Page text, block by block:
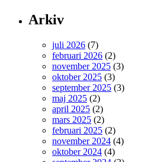
Arkiv
juli 2026 (7)
februari 2026 (2)
november 2025 (3)
oktober 2025 (3)
september 2025 (3)
maj 2025 (2)
april 2025 (2)
mars 2025 (2)
februari 2025 (2)
november 2024 (4)
oktober 2024 (4)